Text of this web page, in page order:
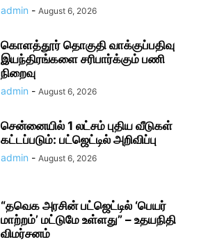
admin - August 6, 2026
கொளத்தூர் தொகுதி வாக்குப்பதிவு
இயந்திரங்களை சரிபார்க்கும் பணி
நிறைவு
admin - August 6, 2026
சென்னையில் 1 லட்சம் புதிய வீடுகள்
கட்டப்படும்: பட்ஜெட்டில் அறிவிப்பு
admin - August 6, 2026
“தவெக அரசின் பட்ஜெட்டில் ‘பெயர்
மாற்றம்’ மட்டுமே உள்ளது” – உதயநிதி
விமர்சனம்